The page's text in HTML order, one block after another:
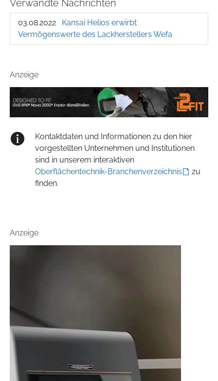
Verwandte Nachrichten
03.08.2022
Kansai Helios erwirbt
Vermögenswerte des Lackherstellers Wefa
Anzeige
Kontaktdaten und Informationen zu den hier
vorgestellten Unternehmen und Institutionen
sind in unserem interaktiven
Oberflächentechnik-Branchenverzeichnis
zu
finden.
Anzeige